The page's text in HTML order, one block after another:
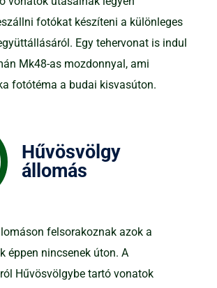
fotókat készíteni a különleges
Egy tehervonat is indul
Mk48-as mozdonnyal, ami
fotótéma a budai kisvasúton.
Hűvösvölgy
állomás
felsorakoznak azok a
éppen nincsenek úton. A
Hűvösvölgybe tartó vonatok